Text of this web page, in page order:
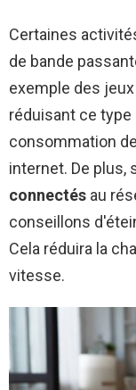
Certaines
de bande
exemple des
réduisant ce
consommation
internet. De plus,
connectés au
conseillons
Cela réduira la
vitesse.